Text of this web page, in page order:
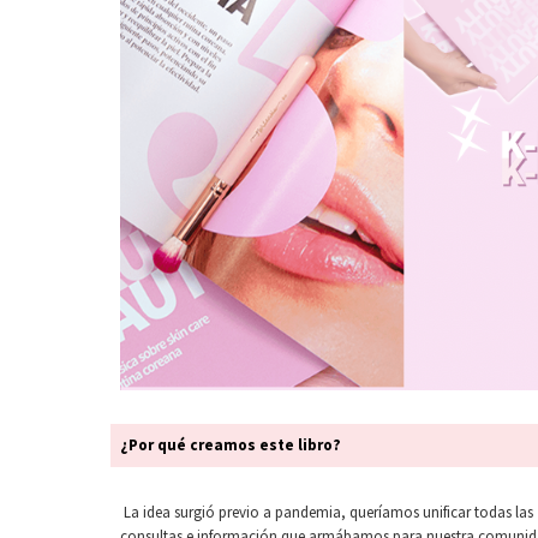
¿Por qué creamos este libro?
La idea surgió previo a pandemia, queríamos unificar todas las